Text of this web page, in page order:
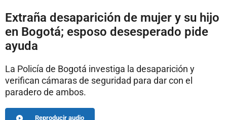
Extraña desaparición de mujer y su hijo
en Bogotá; esposo desesperado pide
ayuda
La Policía de Bogotá investiga la desaparición y
verifican cámaras de seguridad para dar con el
paradero de ambos.
Reproducir audio